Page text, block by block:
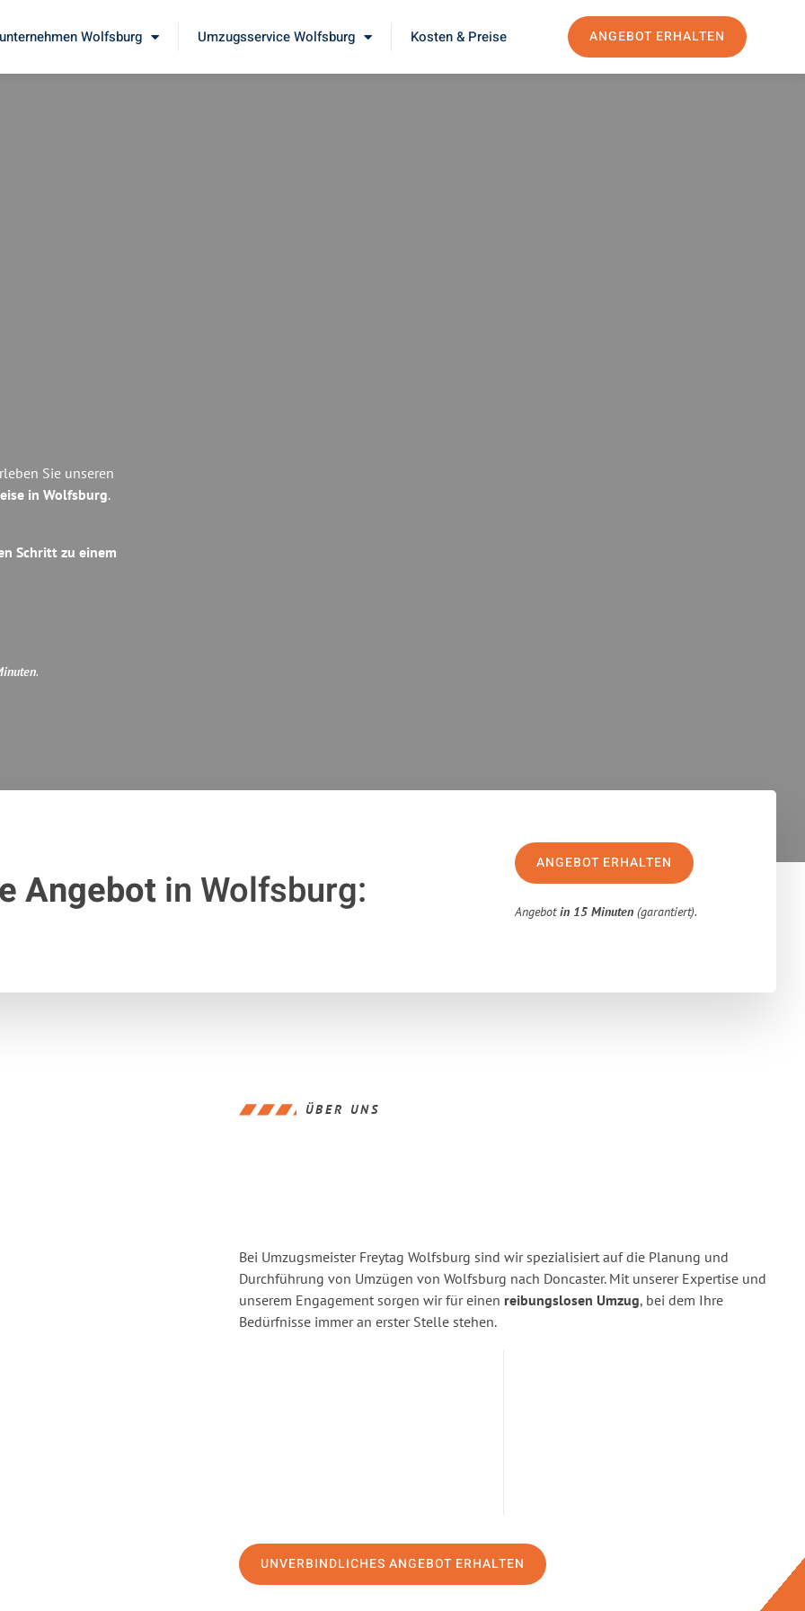
Wolfsburg Umzugsservice Wolfsburg Kosten & Preise ANGEBOT ERHALTEN
Sie unseren
in Wolfsburg.
Schritt zu einem
.
Angebotin Wolfsburg:
ANGEBOT ERHALTEN
Angebotin 15 Minuten (garantiert).
ÜBER UNS
Bei Umzugsmeister Freytag Wolfsburg sind wir spezialisiert auf die Planung und
Durchführung von Umzügen von Wolfsburg nach Doncaster. Mit unserer Expertise und
unserem Engagement sorgen wir für einen reibungslosen Umzug, bei dem Ihre
Bedürfnisse immer an erster Stelle stehen.
UNVERBINDLICHES ANGEBOT ERHALTEN